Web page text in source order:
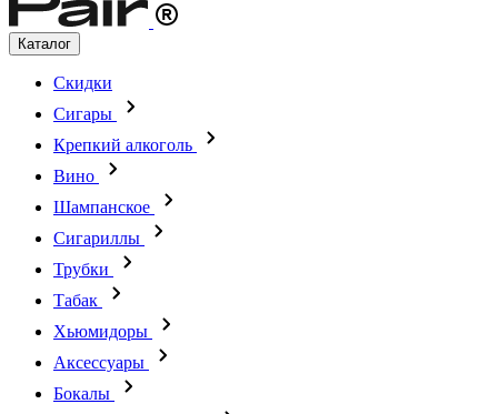
Каталог
Скидки
Сигары
Крепкий алкоголь
Вино
Шампанское
Сигариллы
Трубки
Табак
Хьюмидоры
Аксессуары
Бокалы